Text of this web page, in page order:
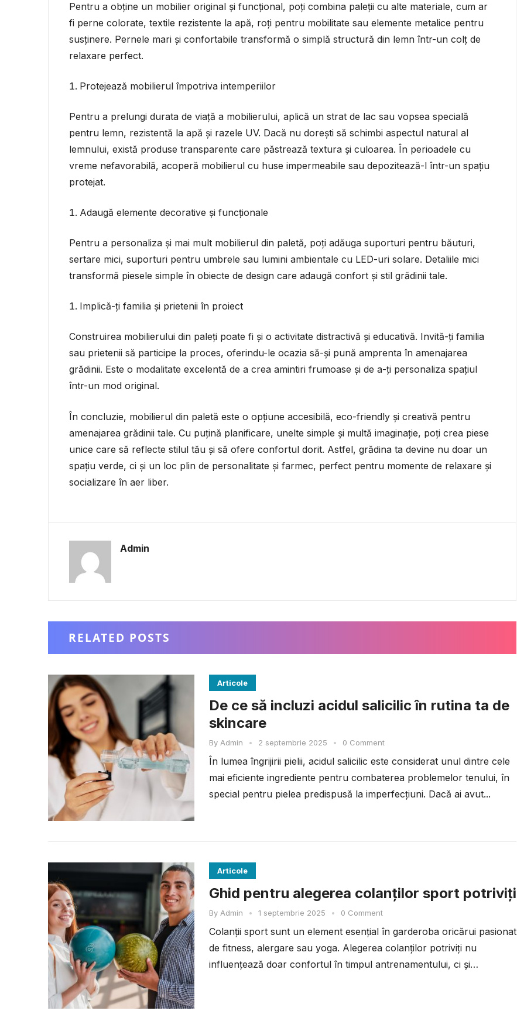
Pentru a obține un mobilier original și funcțional, poți combina paleții cu alte materiale, cum ar
fi perne colorate, textile rezistente la apă, roți pentru mobilitate sau elemente metalice pentru
susținere. Pernele mari și confortabile transformă o simplă structură din lemn într-un colț de
relaxare perfect.
Protejează mobilierul împotriva intemperiilor
Pentru a prelungi durata de viață a mobilierului, aplică un strat de lac sau vopsea specială
pentru lemn, rezistentă la apă și razele UV. Dacă nu dorești să schimbi aspectul natural al
lemnului, există produse transparente care păstrează textura și culoarea. În perioadele cu
vreme nefavorabilă, acoperă mobilierul cu huse impermeabile sau depozitează-l într-un spațiu
protejat.
Adaugă elemente decorative și funcționale
Pentru a personaliza și mai mult mobilierul din paletă, poți adăuga suporturi pentru băuturi,
sertare mici, suporturi pentru umbrele sau lumini ambientale cu LED-uri solare. Detaliile mici
transformă piesele simple în obiecte de design care adaugă confort și stil grădinii tale.
Implică-ți familia și prietenii în proiect
Construirea mobilierului din paleți poate fi și o activitate distractivă și educativă. Invită-ți familia
sau prietenii să participe la proces, oferindu-le ocazia să-și pună amprenta în amenajarea
grădinii. Este o modalitate excelentă de a crea amintiri frumoase și de a-ți personaliza spațiul
într-un mod original.
În concluzie, mobilierul din paletă este o opțiune accesibilă, eco-friendly și creativă pentru
amenajarea grădinii tale. Cu puțină planificare, unelte simple și multă imaginație, poți crea piese
unice care să reflecte stilul tău și să ofere confortul dorit. Astfel, grădina ta devine nu doar un
spațiu verde, ci și un loc plin de personalitate și farmec, perfect pentru momente de relaxare și
socializare în aer liber.
Admin
RELATED POSTS
Articole
De ce să incluzi acidul salicilic în rutina ta de
skincare
By Admin • 2 septembrie 2025 • 0 Comment
În lumea îngrijirii pielii, acidul salicilic este considerat unul dintre cele
mai eficiente ingrediente pentru combaterea problemelor tenului, în
special pentru pielea predispusă la imperfecțiuni. Dacă ai avut...
Articole
Ghid pentru alegerea colanților sport potriviți
By Admin • 1 septembrie 2025 • 0 Comment
Colanții sport sunt un element esențial în garderoba oricărui pasionat
de fitness, alergare sau yoga. Alegerea colanților potriviți nu
influențează doar confortul în timpul antrenamentului, ci și